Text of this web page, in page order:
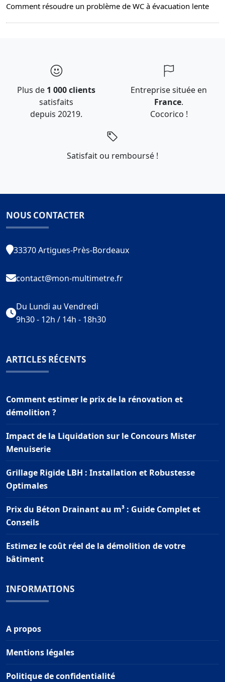
Comment résoudre un problème de WC à évacuation lente
Plus de 1 000 clients
satisfaits
depuis 20219.
Entreprise située en
France.
Cocorico !
Satisfait ou remboursé !
NOUS CONTACTER
33370 Artigues-Près-Bordeaux
contact@mon-multimetre.fr
Du Lundi au Vendredi
9h30 - 12h / 14h - 18h30
ARTICLES RÉCENTS
Comment estimer le prix de la rénovation et
démolition ?
Impact de la Liquidation sur le Concours Mister
Menuiserie
Grillage Rigide LBH : Installation et Robustesse
Optimales
Prix du Béton Drainant au m³ : Guide Complet et
Conseils
Estimez le coût réel de la démolition de votre
bâtiment
INFORMATIONS
A propos
Mentions légales
Politique de confidentialité